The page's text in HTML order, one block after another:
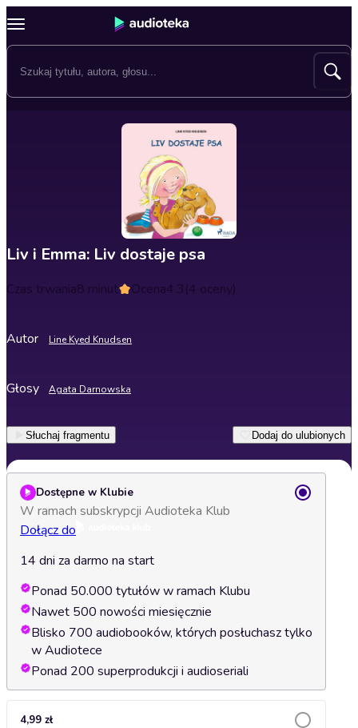
Liv i Emma: Liv dostaje psa
Czas trwania8 minut Ocena4.3(4 oceny)
Autor Line Kyed Knudsen
Głosy Agata Darnowska
Słuchaj fragmentu Dodaj do ulubionych
Dostępne w Klubie
W ramach subskrypcji Audioteka Klub
Dołącz do
14 dni za darmo na start
Ponad 50.000 tytułów w ramach Klubu
Nawet 500 nowości miesięcznie
Blisko 700 audiobooków, których posłuchasz tylko
w Audiotece
Ponad 200 superprodukcji i audioseriali
4,99 zł